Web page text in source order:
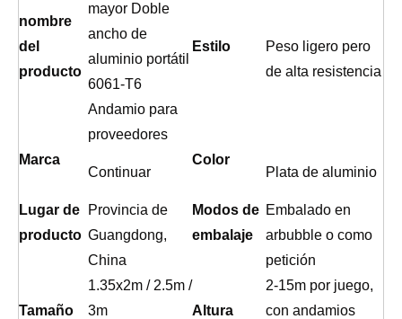
nombre
del
producto
mayor Doble
ancho de
aluminio portátil
6061-T6
Andamio para
proveedores
Estilo
Peso ligero pero
de alta resistencia
Marca
Continuar
Color
Plata de aluminio
Lugar de
producto
Provincia de
Guangdong,
China
Modos de
embalaje
Embalado en
arbubble o como
petición
Tamaño
1.35x2m / 2.5m /
3m
Altura
2-15m por juego,
con andamios